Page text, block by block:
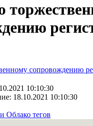
сопровождению
10:10:30
18.10.2021 10:10:30
Облако тегов